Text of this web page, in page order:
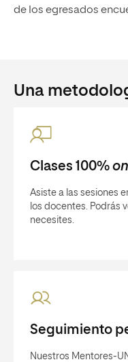
de los egresados
Una
Clases 100%
Asiste a las sesiones
los docentes. Podrás
necesites.
Seguimiento
Nuestros Mentores-